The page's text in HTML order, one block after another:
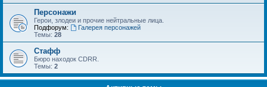
Персонажи
Герои, злодеи и прочие нейтральные лица.
Подфорум:
Галерея персонажей
Темы: 28
Стафф
Бюро находок CDRR.
Темы: 2